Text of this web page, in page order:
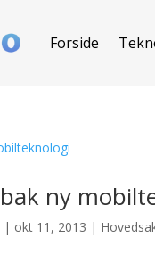
Forside
ny
| okt 11, 2013 |